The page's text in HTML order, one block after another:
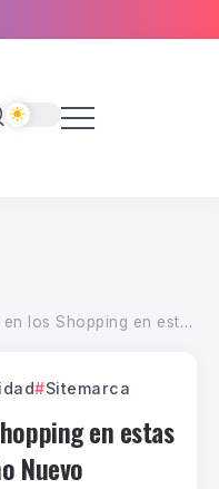
en estas Fiestas de Navidad y Año Nuevo
Sitemarca
en estas
Nuevo